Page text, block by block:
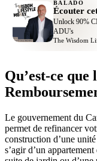
BALADO
Écouter
Unlock 90%
ADU's
The Wisdom
Qu’est-ce
Le gouvernement du
permet de refinancer
construction d’une
s’agir d’un